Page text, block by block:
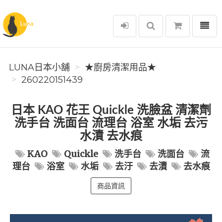
Luna日本小舖
選單
LUNA日本小舖
★廚房清潔用品★
260220151439
日本 KAO 花王 Quickle 洗臉盆 清潔劑
洗手台 洗面台 流理台 浴室 水垢 去污
水漬 去水痕
KAO Quickle 洗手台 洗面台
流
理台
浴室 水垢 去汙 去漬 去水痕
商品資訊